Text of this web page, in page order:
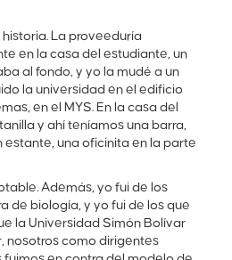
La proveeduría
en la casa del estudiante, un
al fondo, y yo la mudé a un
la universidad en el edificio
en el MYS. En la casa del
y ahí teníamos una barra,
estante, una oficinita en la parte
Además, yo fui de los
de biología, y yo fui de los que
la Universidad Simón Bolívar
nosotros como dirigentes